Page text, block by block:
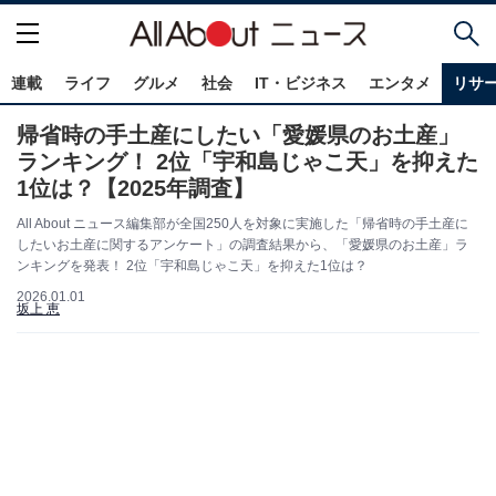
連載 ライフ グルメ 社会 IT・ビジネス エンタメ リサ
帰省時の手土産にしたい「愛媛県のお土産」
ランキング！ 2位「宇和島じゃこ天」を抑えた
1位は？【2025年調査】
All About ニュース編集部が全国250人を対象に実施した「帰省時の手土産に
したいお土産に関するアンケート」の調査結果から、「愛媛県のお土産」ラ
ンキングを発表！ 2位「宇和島じゃこ天」を抑えた1位は？
2026.01.01
坂上 恵